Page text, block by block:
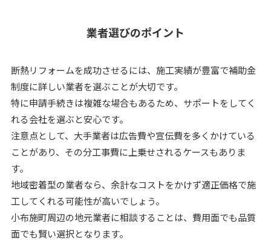
業者選びのポイント
断熱リフォームを成功させるには、施工実績が豊富で補助金
制度に詳しい業者を選ぶことが大切です。
特に申請手続きは複雑な場合もあるため、サポートをしてく
れる会社を選ぶと安心です。
注意点として、大手業者は広告費や宣伝費を多くかけている
ことがあり、その分工事費に上乗せされるケースもありま
す。
地域密着型の業者なら、余計なコストをかけず適正価格で施
工してくれる可能性が高いでしょう。
小布施町周辺の地元業者に相談することは、費用面でも品質
面でも賢い選択となります。